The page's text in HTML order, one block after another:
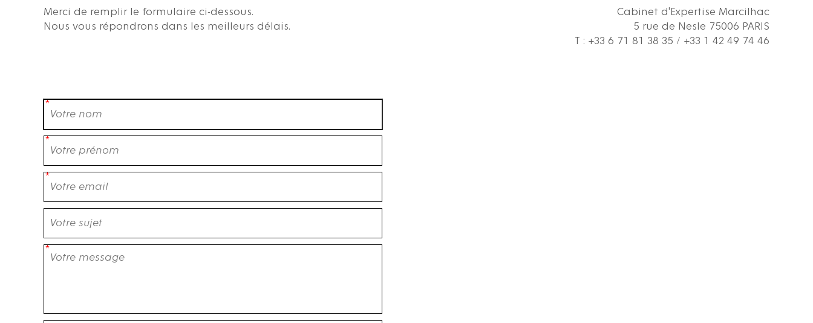
Merci de remplir le formulaire ci-dessous.
Nous vous répondrons dans les meilleurs délais.
Cabinet d'Expertise Marcilhac
5 rue de Nesle 75006 PARIS
T : +33 6 71 81 38 35 / +33 1 42 49 74 46